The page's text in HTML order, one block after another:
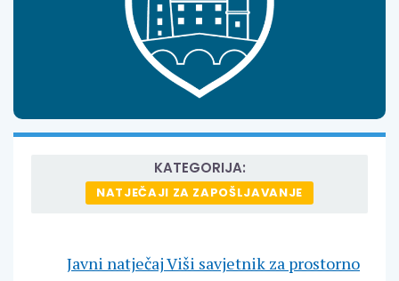
KATEGORIJA:
NATJEČAJI ZA ZAPOŠLJAVANJE
Javni natječaj Viši savjetnik za prostorno